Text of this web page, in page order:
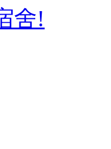
舍!